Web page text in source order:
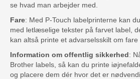
se hvad man arbejder med.
Fare: Med P-Touch labelprinterne kan
med letlæselige tekster på farvet label,
kan altså printe et advarselsskilt om fare
Information om offentlig sikkerhed:
Brother labels, så kan du printe
og placere dem dér hvor det er